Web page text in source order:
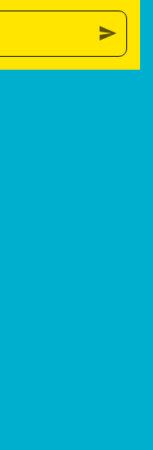
send